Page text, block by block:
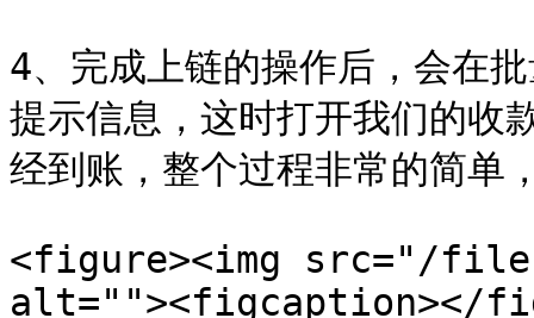
4、完成上链的操作后，会在
提示信息，这时打开我们的收
经到账，整个过程非常的简单
<figure><img src="/files/